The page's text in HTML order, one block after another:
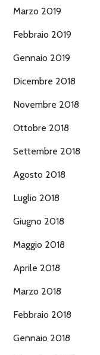
Marzo 2019
Febbraio 2019
Gennaio 2019
Dicembre 2018
Novembre 2018
Ottobre 2018
Settembre 2018
Agosto 2018
Luglio 2018
Giugno 2018
Maggio 2018
Aprile 2018
Marzo 2018
Febbraio 2018
Gennaio 2018